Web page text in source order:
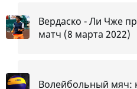
Вердаско - Ли Чже
матч (8 марта 2022)
Волейбольный мяч: